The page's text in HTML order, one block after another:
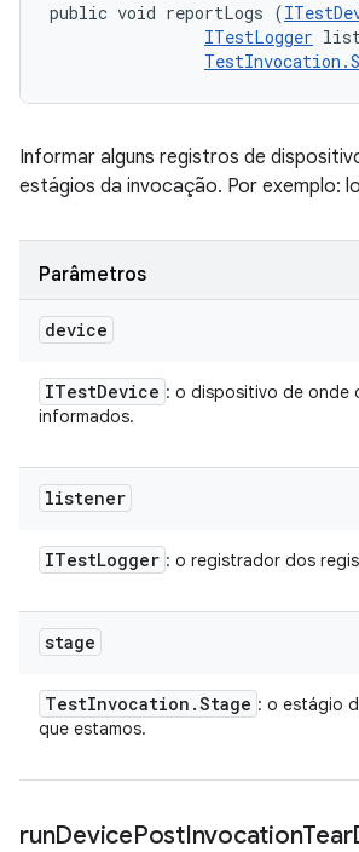
public void reportLogs (
ITestLogger
Informar alguns registros de
estágios da invocação. Por exemplo:
Parâmetros
device
ITestDevice : o dispositivo de onde
informados.
listener
ITestLogger : o registrador dos
stage
TestInvocation .Stage : o estágio
que estamos.
runDevicePostInvocationTear